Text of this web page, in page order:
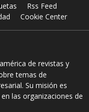
Rss Feed
Cookie Center
de revistas y
temas de
Su misión es
las organizaciones de